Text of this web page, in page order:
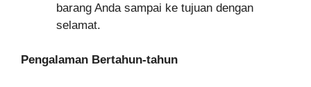
barang Anda sampai ke tujuan dengan
selamat.
Pengalaman Bertahun-tahun